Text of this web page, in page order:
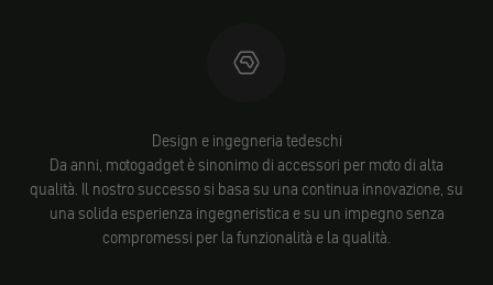
Design e ingegneria tedeschi
Da anni, motogadget è sinonimo di accessori per moto di alta
qualità. Il nostro successo si basa su una continua innovazione, su
una solida esperienza ingegneristica e su un impegno senza
compromessi per la funzionalità e la qualità.